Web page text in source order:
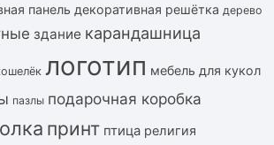
панель декоративная решётка дерево
здание карандашница
логотип мебель для кукол
пазлы подарочная коробка
принт птица религия